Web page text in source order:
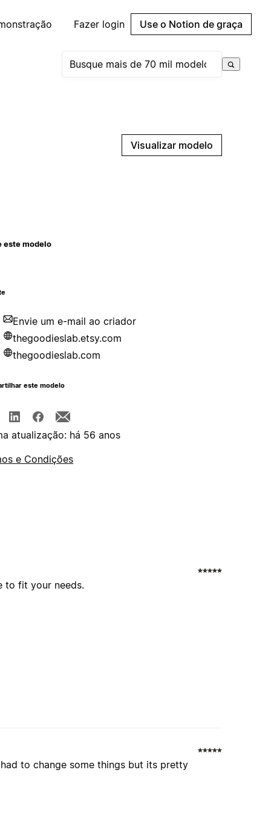
Fazer login Use o Notion de graça
Visualizar modelo
este modelo
Envie um e-mail ao criador
thegoodieslab.etsy.com
thegoodieslab.com
este modelo
atualização: há 56 anos
e Condições
to fit your needs.
to change some things but its pretty